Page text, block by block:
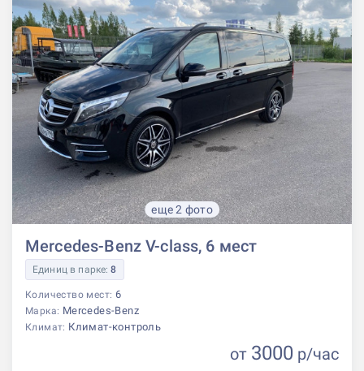
еще 2 фото
Mercedes-Benz V-class, 6 мест
Единиц в парке:8
Количество мест: 6
Марка: Mercedes-Benz
Климат: Климат-контроль
от 3000 р/час